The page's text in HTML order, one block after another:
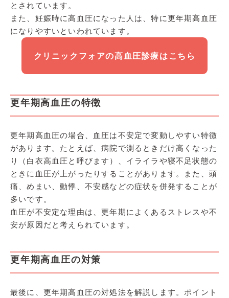
とされています。
また、妊娠時に高血圧になった人は、特に更年期高血圧
になりやすいといわれています。
クリニックフォアの高血圧診療はこちら
更年期高血圧の特徴
更年期高血圧の場合、血圧は不安定で変動しやすい特徴
があります。たとえば、病院で測るときだけ高くなった
り（白衣高血圧と呼びます）、イライラや寝不足状態の
ときに血圧が上がったりすることがあります。また、頭
痛、めまい、動悸、不安感などの症状を併発することが
多いです。
血圧が不安定な理由は、更年期によくあるストレスや不
安が原因だと考えられています。
更年期高血圧の対策
最後に、更年期高血圧の対処法を解説します。ポイント